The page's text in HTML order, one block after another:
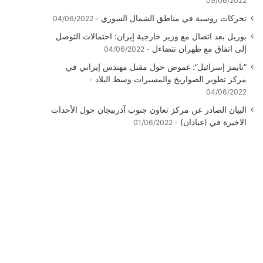
تحركات روسية في مناطق الشمال السوري 04/06/2022
بوريل بعد اتصال مع وزير خارجية إيران: احتمالات التوصل
إلى اتفاق مع طهران تتضاءل
04/06/2022
“تايمز إسرائيل”: غموض حول مقتل مهندس إيراني في
مركز تطوير الصواريخ والمسيرات وسط البلاد
04/06/2022
البيان الصادر عن مركز تعاون جنوب آذربيجان حول الأحداث
الاخيرة في (عبادان)
01/06/2022